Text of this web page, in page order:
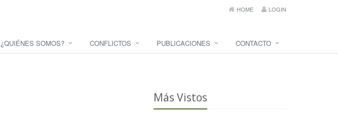
HOME LOGIN
¿QUIÉNES SOMOS? CONFLICTOS PUBLICACIONES CONTACTO
Más Vistos